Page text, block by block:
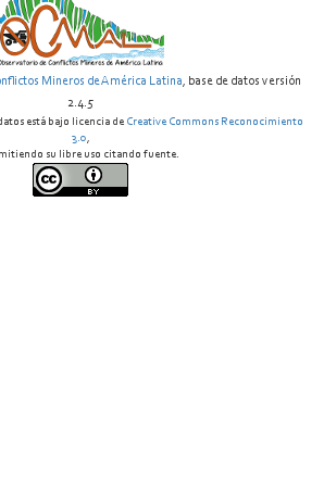
Mineros de América Latina, base de datos versión
2.4.5
está bajo licencia de Creative Commons Reconocimiento
3.0,
su libre uso citando fuente.